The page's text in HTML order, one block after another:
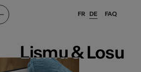
FAQ
FR DE
Lismu & Losu
Lismu & Losu